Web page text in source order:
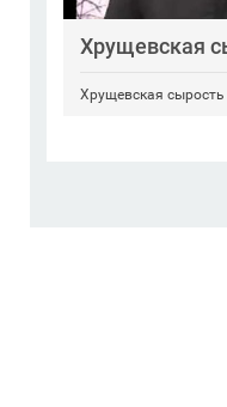
Хрущевская
Хрущевская сырость